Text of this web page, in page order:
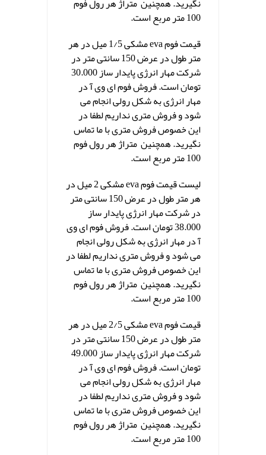
100 متر مربع است.
قیمت فوم eva مشکی 1/5 میل در هر
متر طول در عرض 150 سانتی متر در
شرکت مهار انرژی پایدار ساز 30.000
تومان است. فروش فوم ای وی آ در
مهار انرژی به شکل رولی انجام می
شود و فروش متری نداریم لطفا در
این خصوص فروش متری با ما تماس
نگیرید. همچنین متراژ هر رول فوم
100 متر مربع است.
لیست قیمت فوم eva مشکی 2 میل در
هر متر طول در عرض 150 سانتی متر
در شرکت مهار انرژی پایدار ساز
38.000 تومان است. فروش فوم ای وی
آ در مهار انرژی به شکل رولی انجام
می شود و فروش متری نداریم لطفا در
این خصوص فروش متری با ما تماس
نگیرید. همچنین متراژ هر رول فوم
100 متر مربع است.
قیمت فوم eva مشکی 2/5 میل در هر
متر طول در عرض 150 سانتی متر در
تومان است. فروش فوم ای وی آ در
مهار انرژی به شکل رولی انجام می
شود و فروش متری نداریم لطفا در
این خصوص فروش متری با ما تماس
نگیرید. همچنین متراژ هر رول فوم
100 متر مربع است.